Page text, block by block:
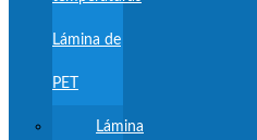
Lámina de
PET
Lámina